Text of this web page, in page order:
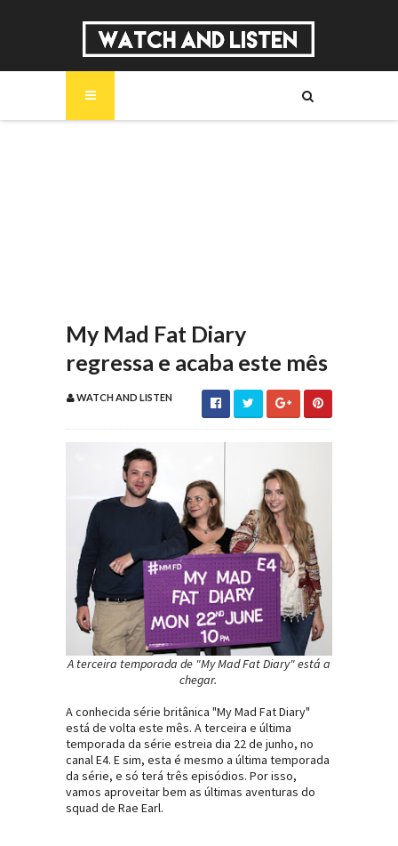
My Mad Fat Diary
regressa e acaba este mês
WATCH AND LISTEN
A terceira temporada de "My Mad Fat Diary" está a
chegar.
A conhecida série britânica "My Mad Fat Diary"
está de volta este mês. A terceira e última
temporada da série estreia dia 22 de junho, no
canal E4. E sim, esta é mesmo a última temporada
da série, e só terá três episódios. Por isso,
vamos aproveitar bem as últimas aventuras do
squad de Rae Earl.